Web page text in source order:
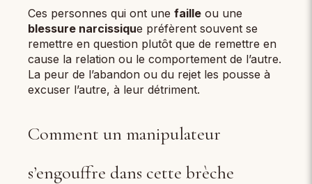
Ces personnes qui ont une faille ou une
blessure narcissique préfèrent souvent se
remettre en question plutôt que de remettre en
cause la relation ou le comportement de l’autre.
La peur de l’abandon ou du rejet les pousse à
excuser l’autre, à leur détriment.
Comment un manipulateur
s’engouffre dans cette brèche